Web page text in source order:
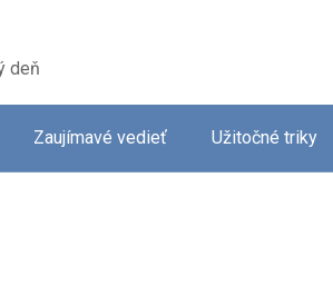
deň
Zaujímavé vedieť Užitočné triky